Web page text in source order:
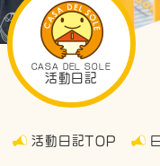
CASA DEL SOLE
活動日記
活動日記TOP